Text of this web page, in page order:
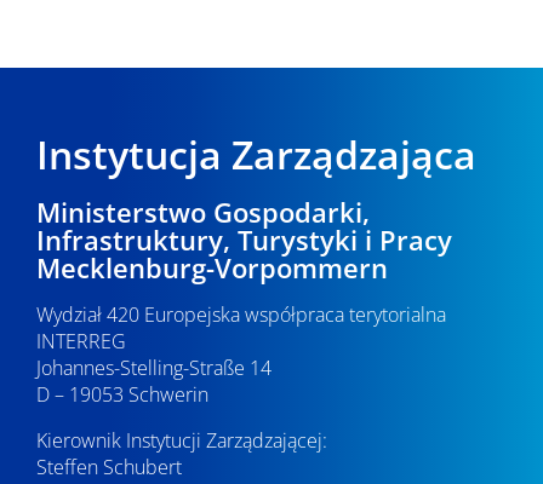
Instytucja Zarządzająca
Ministerstwo Gospodarki,
Infrastruktury, Turystyki i Pracy
Mecklenburg-Vorpommern
Wydział 420 Europejska współpraca terytorialna
INTERREG
Johannes-Stelling-Straße 14
D – 19053 Schwerin
Kierownik Instytucji Zarządzającej:
Steffen Schubert